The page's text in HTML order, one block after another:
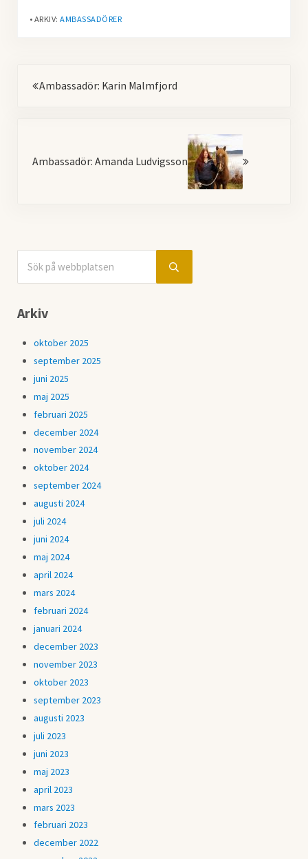
• ARKIV:AMBASSADÖRER
Ambassadör: Karin Malmfjord
Ambassadör: Amanda Ludvigsson
Sidebar
Submit search
Arkiv
oktober 2025
september 2025
juni 2025
maj 2025
februari 2025
december 2024
november 2024
oktober 2024
september 2024
augusti 2024
juli 2024
juni 2024
maj 2024
april 2024
mars 2024
februari 2024
januari 2024
december 2023
november 2023
oktober 2023
september 2023
augusti 2023
juli 2023
juni 2023
maj 2023
april 2023
mars 2023
februari 2023
december 2022